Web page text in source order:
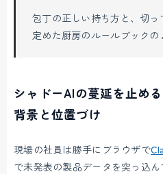
包丁の正しい持ち方と、切
定めた厨房のルールブックの
シャドーAIの蔓延を止め
背景と位置づけ
現場の社員は勝手にブラウザで
で未発表の製品データを突っ込